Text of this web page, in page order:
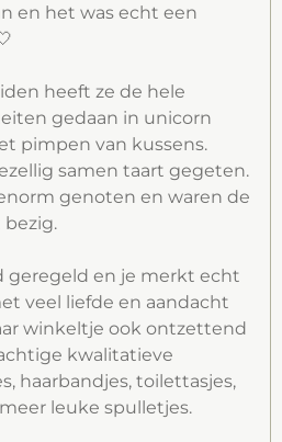
en het was echt een
heeft ze de hele
gedaan in unicorn
pimpen van kussens.
samen taart gegeten.
genoten en waren de
geregeld en je merkt echt
veel liefde en aandacht
winkeltje ook ontzettend
kwalitatieve
haarbandjes, toilettasjes,
leuke spulletjes.